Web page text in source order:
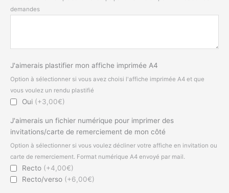
demandes
J'aimerais plastifier mon affiche imprimée A4
Option à sélectionner si vous avez choisi l'affiche imprimée A4 et que
vous voulez un rendu plastifié
Oui (+3,00€)
J'aimerais un fichier numérique pour imprimer des
invitations/carte de remerciement de mon côté
Option à sélectionner si vous voulez décliner votre affiche en invitation ou
carte de remerciement. Format numérique A4 envoyé par mail.
Recto (+4,00€)
Recto/verso (+6,00€)